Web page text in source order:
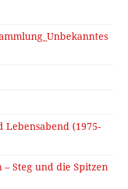
Lebensabend (1975-
Steg und die Spitzen